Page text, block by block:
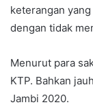
keterangan
dengan tidak
Menurut para
KTP. Bahkan
Jambi 2020.